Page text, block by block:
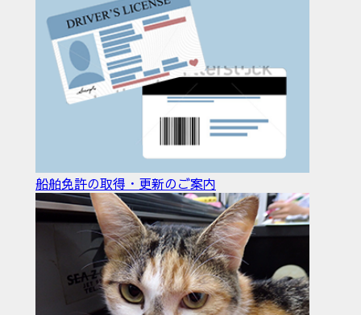
船舶免許の取得・更新のご案内